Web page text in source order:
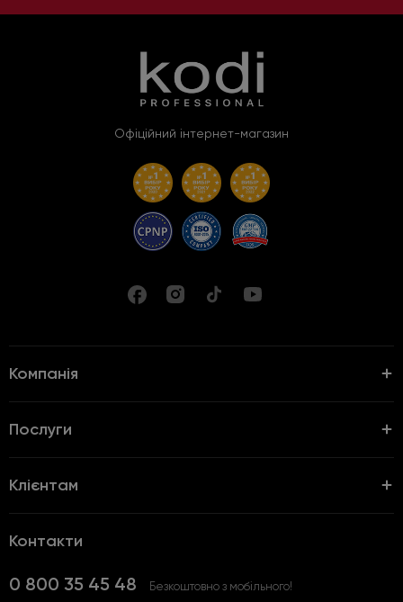
Офіційний інтернет-магазин
Компанія
Послуги
Клієнтам
Контакти
0 800 35 45 48 Безкоштовно з мобільного!